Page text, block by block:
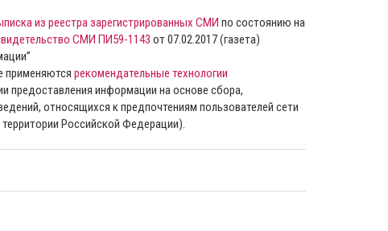
из реестра зарегистрированных СМИ по состоянию на
СМИ ПИ59-1143 от 07.02.2017 (газета)
применяются рекомендательные технологии
предоставления информации на основе сбора,
относящихся к предпочтениям пользователей сети
Российской Федерации).